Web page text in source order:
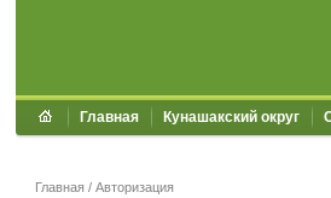
Главная Кунашакский округ
Главная / Авторизация